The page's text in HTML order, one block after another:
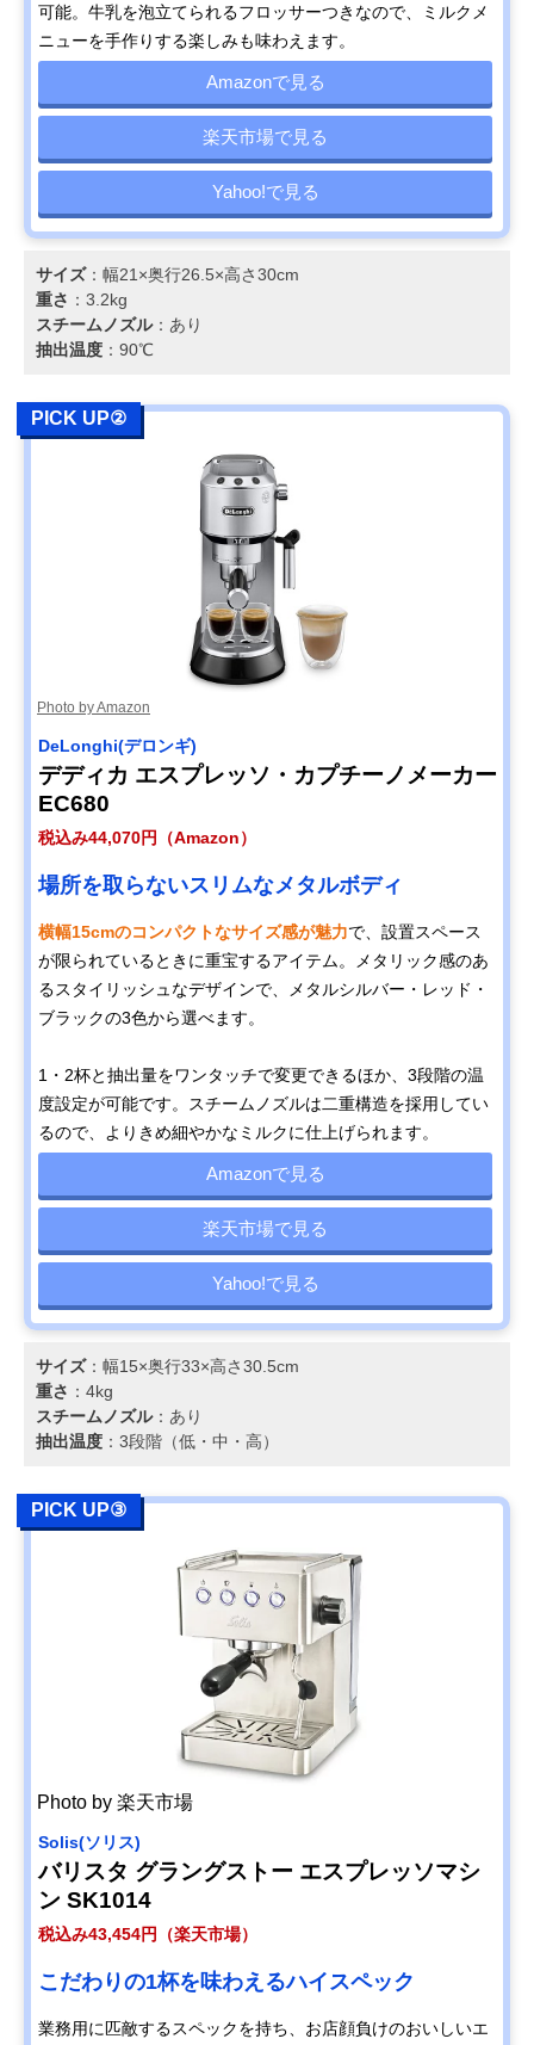
可能。牛乳を泡立てられるフロッサーつきなので、ミルクメ
ニューを手作りする楽しみも味わえます。
Amazonで見る
楽天市場で見る
Yahoo!で見る
サイズ：幅21×奥行26.5×高さ30cm
重さ ：3.2kg
スチームノズル：あり
抽出温度 ：90℃
PICK UP②
Photo by Amazon
DeLonghi(デロンギ)
デディカ エスプレッソ・カプチーノメーカー
EC680
税込み44,070円（Amazon）
場所を取らないスリムなメタルボディ
横幅15cmのコンパクトなサイズ感が魅力で、設置スペース
が限られているときに重宝するアイテム。メタリック感のあ
るスタイリッシュなデザインで、メタルシルバー・レッド・
ブラックの3色から選べます。
1・2杯と抽出量をワンタッチで変更できるほか、3段階の温
度設定が可能です。スチームノズルは二重構造を採用してい
るので、よりきめ細やかなミルクに仕上げられます。
Amazonで見る
楽天市場で見る
Yahoo!で見る
サイズ：幅15×奥行33×高さ30.5cm
重さ ：4kg
スチームノズル：あり
抽出温度 ：3段階（低・中・高）
PICK UP③
Photo by 楽天市場
Solis(ソリス)
バリスタ グラングストー エスプレッソマシ
ン SK1014
税込み43,454円（楽天市場）
こだわりの1杯を味わえるハイスペック
業務用に匹敵するスペックを持ち、お店顔負けのおいしいエ